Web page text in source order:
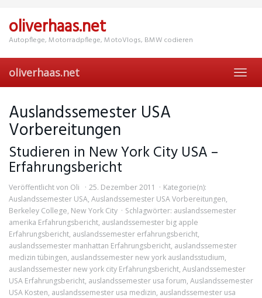
main
content
oliverhaas.net
Autopflege, Motorradpflege, MotoVlogs, BMW codieren
oliverhaas.net
Auslandssemester USA
Vorbereitungen
Studieren in New York City USA –
Erfahrungsbericht
Veröffentlicht von Oli 25. Dezember 2011
Kategorie(n):
Auslandssemester USA, Auslandssemester USA Vorbereitungen,
Berkeley College, New York City Schlagwörter: auslandssemester
amerika Erfahrungsbericht, auslandssemester big apple
Erfahrungsbericht, auslandssemester erfahrungsbericht,
auslandssemester manhattan Erfahrungsbericht, auslandssemester
medizin tübingen, auslandssemester new york auslandsstudium,
auslandssemester new york city Erfahrungsbericht, Auslandssemester
USA Erfahrungsbericht, auslandssemester usa forum, Auslandssemester
USA Kosten, auslandssemester usa medizin, auslandssemester usa